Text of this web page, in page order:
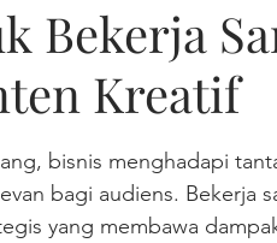
Bekerja
Kreatif
bisnis menghadapi
bagi audiens. Bekerja
yang membawa